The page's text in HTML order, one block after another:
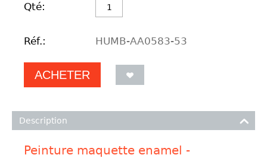
Qté:
Réf.: HUMB-AA0583-53
ACHETER
Description
Peinture maquette enamel -